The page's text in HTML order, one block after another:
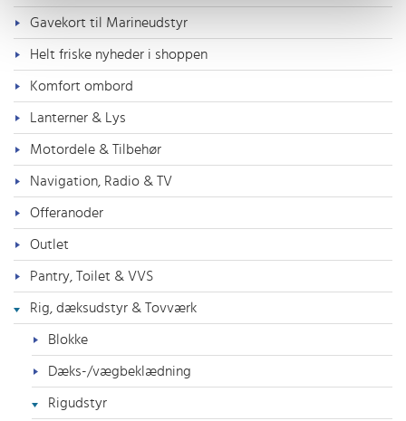
Gavekort til Marineudstyr
Helt friske nyheder i shoppen
Komfort ombord
Lanterner & Lys
Motordele & Tilbehør
Navigation, Radio & TV
Offeranoder
Outlet
Pantry, Toilet & VVS
Rig, dæksudstyr & Tovværk
Blokke
Dæks-/vægbeklædning
Rigudstyr